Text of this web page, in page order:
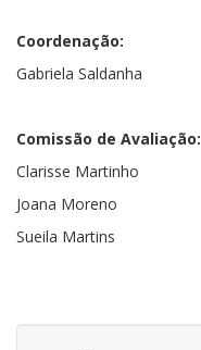
Coordenação:
Gabriela Saldanha
Comissão de Avaliação:
Clarisse Martinho
Joana Moreno
Sueila Martins